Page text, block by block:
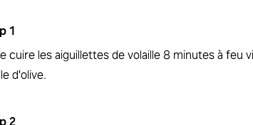
1
cuire les aiguillettes de volaille 8 minutes à feu
d'olive.
2